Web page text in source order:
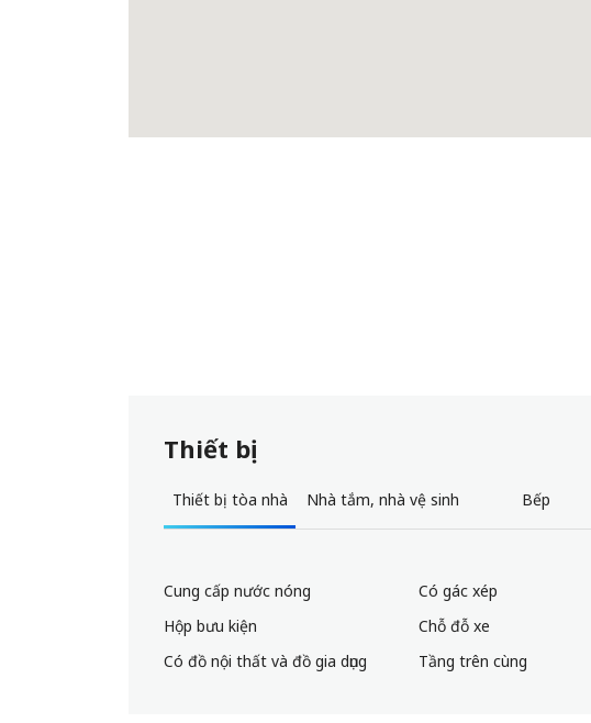
Thiết bị
Thiết bị tòa nhà Nhà tắm, nhà vệ sinh Bếp
Cung cấp nước nóng Có gác xép
Hộp bưu kiện
Chỗ đỗ xe
Có đồ nội thất và đồ gia dụng
Tầng trên cùng